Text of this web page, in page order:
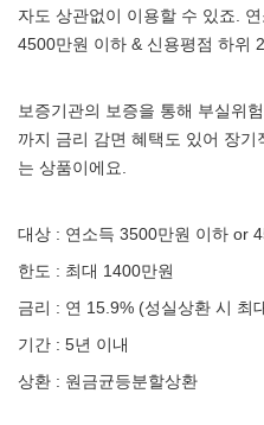
자도 상관없이 이용할 수 있죠.
4500만원 이하 & 신용평점 하위
보증기관의 보증을 통해 부실위
까지 금리 감면 혜택도 있어 장
는 상품이에요.
대상 : 연소득 3500만원 이하 or
한도 : 최대 1400만원
금리 : 연 15.9% (성실상환 시 최
기간 : 5년 이내
상환 : 원금균등분할상환